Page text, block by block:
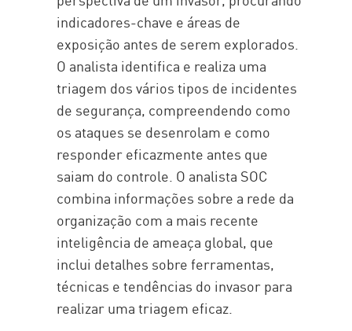
indicadores-chave e áreas de
exposição antes de serem explorados.
O analista identifica e realiza uma
triagem dos vários tipos de incidentes
de segurança, compreendendo como
os ataques se desenrolam e como
responder eficazmente antes que
saiam do controle. O analista SOC
combina informações sobre a rede da
organização com a mais recente
inteligência de ameaça global, que
inclui detalhes sobre ferramentas,
técnicas e tendências do invasor para
realizar uma triagem eficaz.